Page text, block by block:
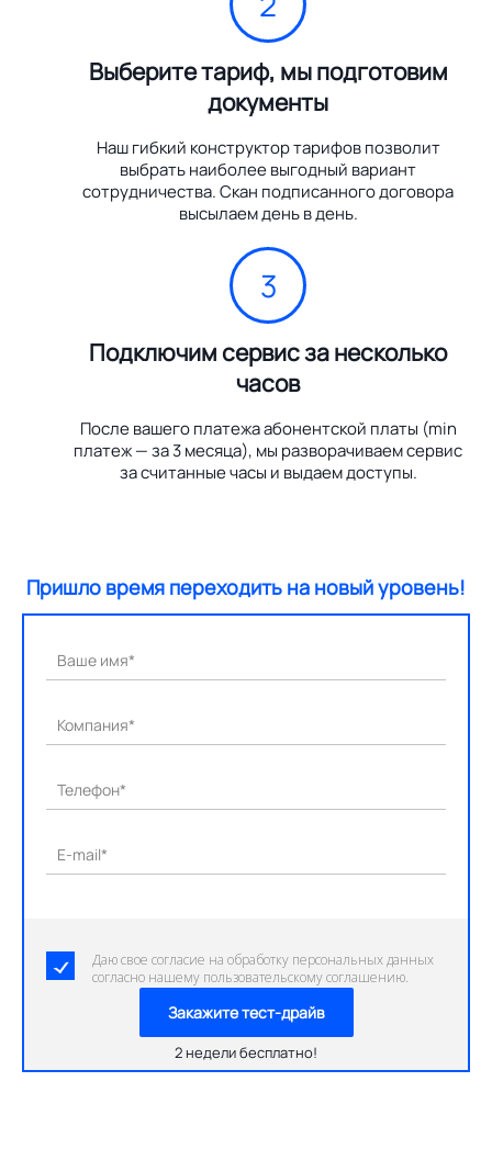
Выберите тариф, мы подготовим
документы
Наш гибкий конструктор тарифов позволит
выбрать наиболее выгодный вариант
сотрудничества. Скан подписанного договора
высылаем день в день.
3
Подключим сервис за несколько
часов
После вашего платежа абонентской платы (min
платеж — за 3 месяца), мы разворачиваем сервис
за считанные часы и выдаем доступы.
Пришло время переходить на новый уровень!
Ваше имя*
Компания*
Телефон*
E-mail*
Даю свое согласие на обработку персональных данных
согласно нашему пользовательскому соглашению.
Закажите тест-драйв
2 недели бесплатно!